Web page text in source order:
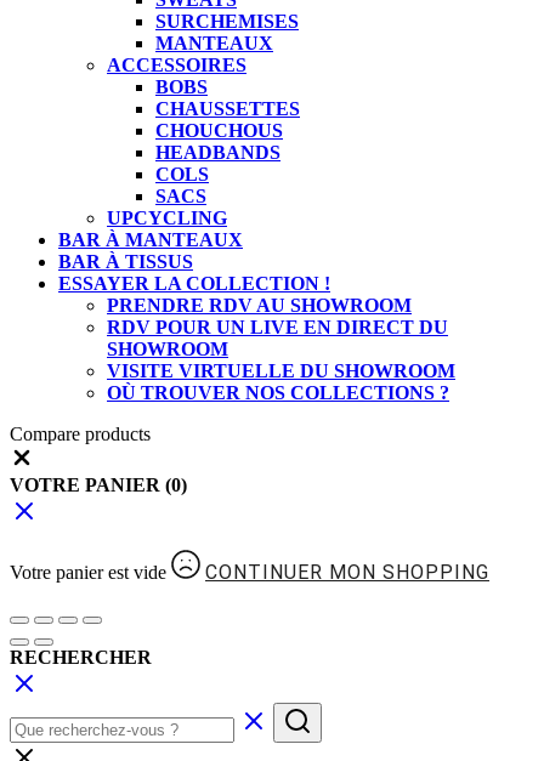
SURCHEMISES
MANTEAUX
ACCESSOIRES
BOBS
CHAUSSETTES
CHOUCHOUS
HEADBANDS
COLS
SACS
UPCYCLING
BAR À MANTEAUX
BAR À TISSUS
ESSAYER LA COLLECTION !
PRENDRE RDV AU SHOWROOM
RDV POUR UN LIVE EN DIRECT DU
SHOWROOM
VISITE VIRTUELLE DU SHOWROOM
OÙ TROUVER NOS COLLECTIONS ?
Compare products
VOTRE PANIER (0)
Votre panier est vide CONTINUER MON SHOPPING
RECHERCHER